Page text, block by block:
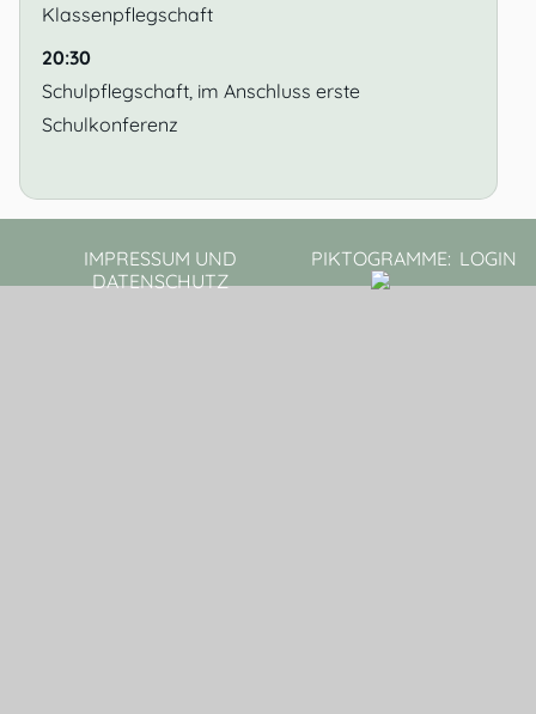
Klassenpflegschaft
20:30
Schulpflegschaft, im Anschluss erste
Schulkonferenz
IMPRESSUM UND
DATENSCHUTZ
PIKTOGRAMME: LOGIN